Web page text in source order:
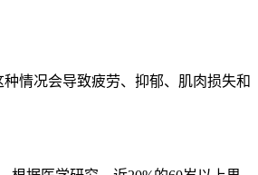
情况会导致疲劳、抑郁、肌肉损失和